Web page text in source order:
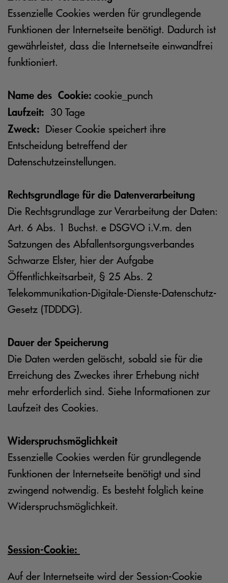
Essenzielle Cookies werden für grundlegende
Funktionen der Internetseite benötigt. Dadurch ist
gewährleistet, dass die Internetseite einwandfrei
funktioniert.
Name des Cookie: cookie_punch
Laufzeit: 30 Tage
Zweck: Dieser Cookie speichert ihre
Entscheidung betreffend der
Datenschutzeinstellungen.
Rechtsgrundlage für die Datenverarbeitung
Die Rechtsgrundlage zur Verarbeitung der Daten:
Art. 6 Abs. 1 Buchst. e DSGVO i.V.m. den
Satzungen des Abfallentsorgungsverbandes
Schwarze Elster, hier der Aufgabe
Öffentlichkeitsarbeit, § 25 Abs. 2
Telekommunikation-Digitale-Dienste-Datenschutz-
Gesetz (TDDDG).
Dauer der Speicherung
Die Daten werden gelöscht, sobald sie für die
Erreichung des Zweckes ihrer Erhebung nicht
mehr erforderlich sind. Siehe Informationen zur
Laufzeit des Cookies.
Widerspruchsmöglichkeit
Essenzielle Cookies werden für grundlegende
Funktionen der Internetseite benötigt und sind
zwingend notwendig. Es besteht folglich keine
Widerspruchsmöglichkeit.
Session-Cookie:
Auf der Internetseite wird der Session-Cookie